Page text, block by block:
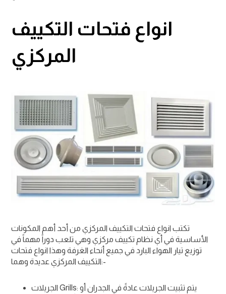
انواع فتحات التكييف
المركزي
تكتب انواع فتحات التكييف المركزي من أحد أهم المكونات
الأساسية في أي نظام تكييف مركزي وهي تلعب دوراً مهماً في
توزيع تيار الهواء البارد في جميع أنحاء الغرفة وهذا انواع فتحات
التكييف المركزي عديدة وهما:-
الجريلات Grills: يتم تثبيت الجريلات عادةً في الجدران أو